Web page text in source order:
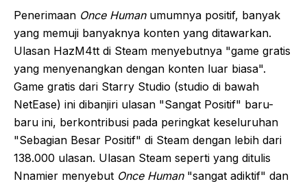
Penerimaan Once Humanumumnya positif, banyak
yang memuji banyaknya konten yang ditawarkan.
Ulasan HazM4tt di Steam menyebutnya "game gratis
yang menyenangkan dengan konten luar biasa".
Game gratis dari Starry Studio (studio di bawah
NetEase) ini dibanjiri ulasan "Sangat Positif" baru-
baru ini, berkontribusi pada peringkat keseluruhan
"Sebagian Besar Positif" di Steam dengan lebih dari
138.000 ulasan. Ulasan Steam seperti yang ditulis
Nnamier menyebut Once Human"sangat adiktif" dan